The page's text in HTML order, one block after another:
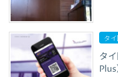
タ
タ